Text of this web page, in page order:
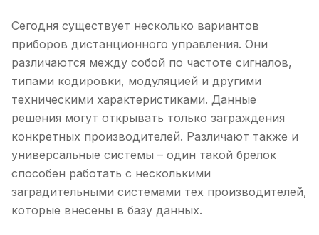
Сегодня существует несколько вариантов
приборов дистанционного управления. Они
различаются между собой по частоте сигналов,
типами кодировки, модуляцией и другими
техническими характеристиками. Данные
решения могут открывать только заграждения
конкретных производителей. Различают также и
универсальные системы – один такой брелок
способен работать с несколькими
заградительными системами тех производителей,
которые внесены в базу данных.